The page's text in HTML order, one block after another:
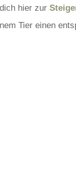
hier zur
Tier einen